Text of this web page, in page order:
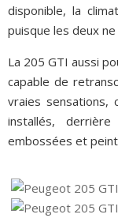
disponible, la
puisque les deux
La 205 GTI aussi
capable de
vraies
installés,
embossées et